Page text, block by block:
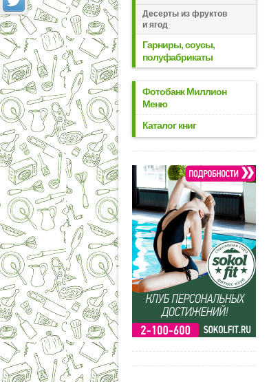
Десерты из фруктов
и ягод
Гарниры, соусы,
полуфабрикаты
Фотобанк Миллион
Меню
Каталог книг